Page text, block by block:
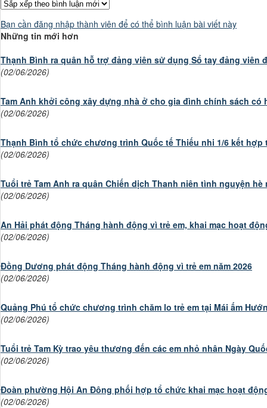
Bạn cần đăng nhập thành viên để có thể bình luận bài viết này
Những tin mới hơn
Thạnh Bình ra quân hỗ trợ đảng viên sử dụng Sổ tay đảng viên
(02/06/2026)
Tam Anh khởi công xây dựng nhà ở cho gia đình chính sách có
(02/06/2026)
Thạnh Bình tổ chức chương trình Quốc tế Thiếu nhi 1/6 kết
(02/06/2026)
Tuổi trẻ Tam Anh ra quân Chiến dịch Thanh niên tình nguyện hè
(02/06/2026)
An Hải phát động Tháng hành động vì trẻ em, khai mạc hoạt
(02/06/2026)
Đồng Dương phát động Tháng hành động vì trẻ em năm 2026
(02/06/2026)
Quảng Phú tổ chức chương trình chăm lo trẻ em tại Mái ấm
(02/06/2026)
Tuổi trẻ Tam Kỳ trao yêu thương đến các em nhỏ nhân Ngày
(02/06/2026)
Đoàn phường Hội An Đông phối hợp tổ chức khai mạc hoạt
(02/06/2026)